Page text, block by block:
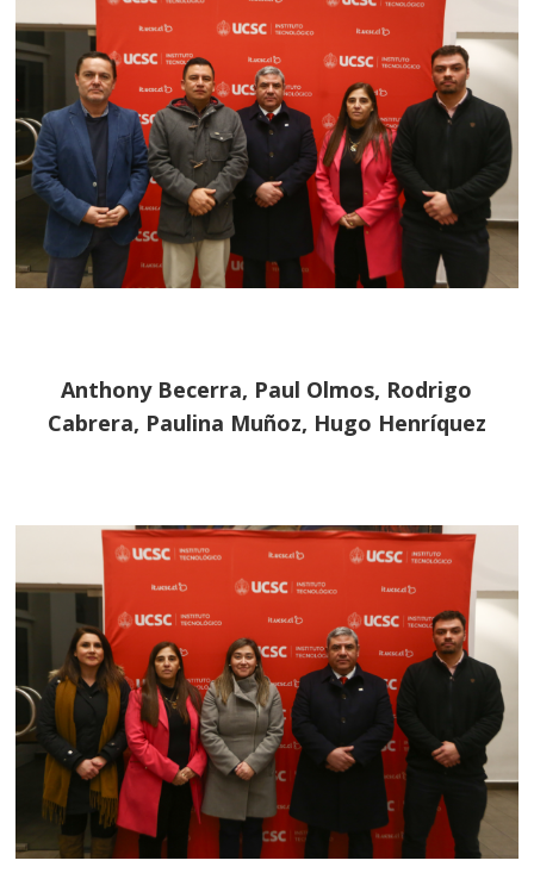
Anthony Becerra, Paul Olmos, Rodrigo
Cabrera, Paulina Muñoz, Hugo Henríquez